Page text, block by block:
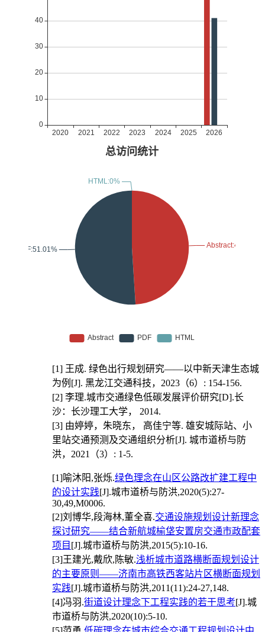
[1] 王成. 绿色出行规划研究——以中新天津生态城
为例[J]. 黑龙江交通科技，2023（6）: 154-156.
[2] 李理.城市交通绿色低碳发展评价研究[D].长
沙：长沙理工大学， 2014.
[3] 由婷婷，朱晓东， 高佳宁等. 雄安城际站、小
里站交通预测及交通组织分析[J]. 城市道桥与防
洪，2021（3）: 1-5.
[1]喻沐阳,张烁.绿色理念在山区公路改扩建工程中
的设计实践[J].城市道桥与防洪,2020(5):27-
30,49,M0006.
[2]刘博华,段海林,董全喜.交通设施规划设计新理念
探讨研究——结合新航城榆垡安置房交通市政配套
项目 [J].城市道桥与防洪,2015(5):10-16.
[3]王建光,戴欣,陈敏.浅析城市道路横断面规划设计
的主要原则——济南市高铁西客站片区横断面规划
实践[J].城市道桥与防洪,2011(11):24-27,148.
[4]冯羽.街道设计理念下工程实践的若干思考[J].城
市道桥与防洪,2020(10):5-10.